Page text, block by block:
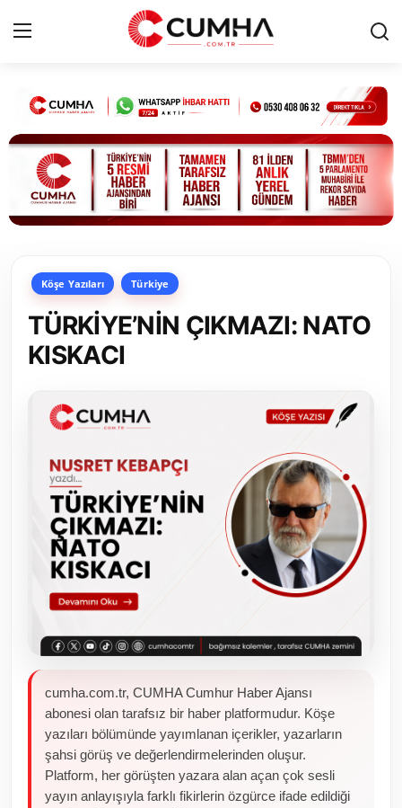
Kurumsal
Cumhurbaşkanlığı
Bakanlıklar
Siyasi Partiler
Yerel Yönetimler
Toplum ve Yaşam
Sivil Toplum Kuruluşları
Kamu Kurumları ve Üst Kurullar
Resmi Reklamlar
Köşe Yazıları Türkiye
TÜRKİYE’NİN ÇIKMAZI: NATO
KISKACI
cumha.com.tr, CUMHA Cumhur Haber Ajansı
abonesi olan tarafsız bir haber platformudur. Köşe
yazıları bölümünde yayımlanan içerikler, yazarların
şahsi görüş ve değerlendirmelerinden oluşur.
Platform, her görüşten yazara alan açan çok sesli
yayın anlayışıyla farklı fikirlerin özgürce ifade edildiği